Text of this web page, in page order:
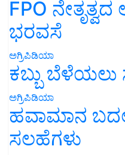
FPO
ಭರವಸೆ
ಅಗ್ರಿಪಿಡಿಯಾ
ಕಬ್ಬು ಬೆಳೆಯಲು
ಅಗ್ರಿಪಿಡಿಯಾ
ಹವಾಮಾನ
ಸಲಹೆಗಳು